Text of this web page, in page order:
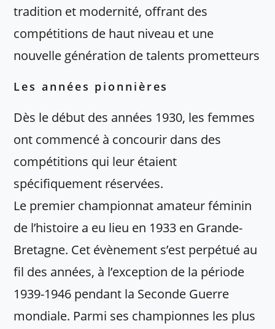
tradition et modernité, offrant des
compétitions de haut niveau et une
nouvelle génération de talents prometteurs
Les années pionnières
Dès le début des années 1930, les femmes
ont commencé à concourir dans des
compétitions qui leur étaient
spécifiquement réservées.
Le premier championnat amateur féminin
de l’histoire a eu lieu en 1933 en Grande-
Bretagne. Cet évènement s’est perpétué au
fil des années, à l’exception de la période
1939-1946 pendant la Seconde Guerre
mondiale. Parmi ses championnes les plus